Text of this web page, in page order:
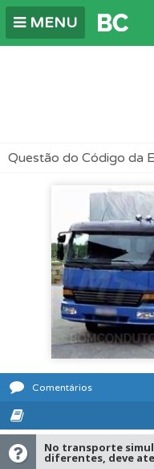
MENU
Questão do Código da
Comentários
No transporte
diferentes, deve